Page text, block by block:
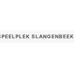
SLANGENBEEK